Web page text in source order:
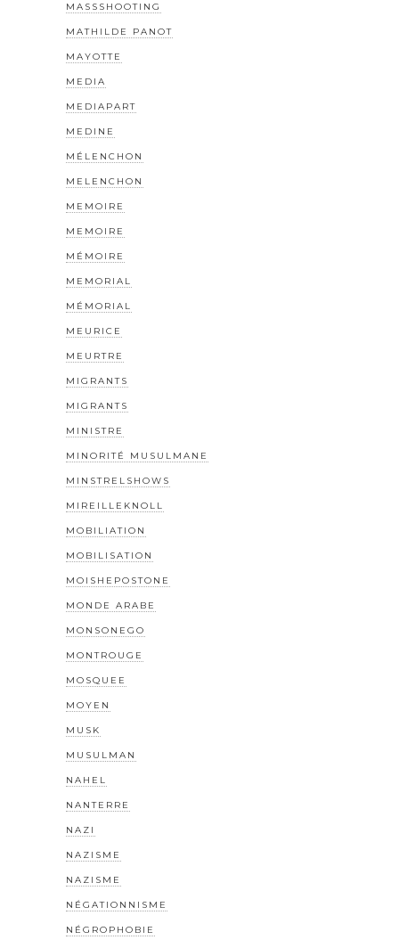
MASSSHOOTING
MATHILDE PANOT
MAYOTTE
MEDIA
MEDIAPART
MEDINE
MÉLENCHON
MELENCHON
MEMOIRE
MEMOIRE
MÉMOIRE
MEMORIAL
MÉMORIAL
MEURICE
MEURTRE
MIGRANTS
MIGRANTS
MINISTRE
MINORITÉ MUSULMANE
MINSTRELSHOWS
MIREILLEKNOLL
MOBILIATION
MOBILISATION
MOISHEPOSTONE
MONDE ARABE
MONSONEGO
MONTROUGE
MOSQUEE
MOYEN
MUSK
MUSULMAN
NAHEL
NANTERRE
NAZI
NAZISME
NAZISME
NÉGATIONNISME
NÉGROPHOBIE